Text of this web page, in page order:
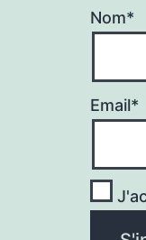
Nom*
Email*